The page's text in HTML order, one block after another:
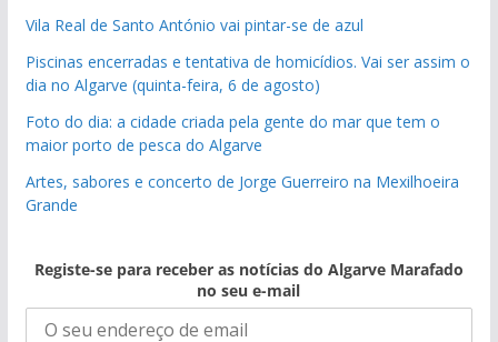
Vila Real de Santo António vai pintar-se de azul
Piscinas encerradas e tentativa de homicídios. Vai ser assim o
dia no Algarve (quinta-feira, 6 de agosto)
Foto do dia: a cidade criada pela gente do mar que tem o
maior porto de pesca do Algarve
Artes, sabores e concerto de Jorge Guerreiro na Mexilhoeira
Grande
Registe-se para receber as notícias do Algarve Marafado
no seu e-mail